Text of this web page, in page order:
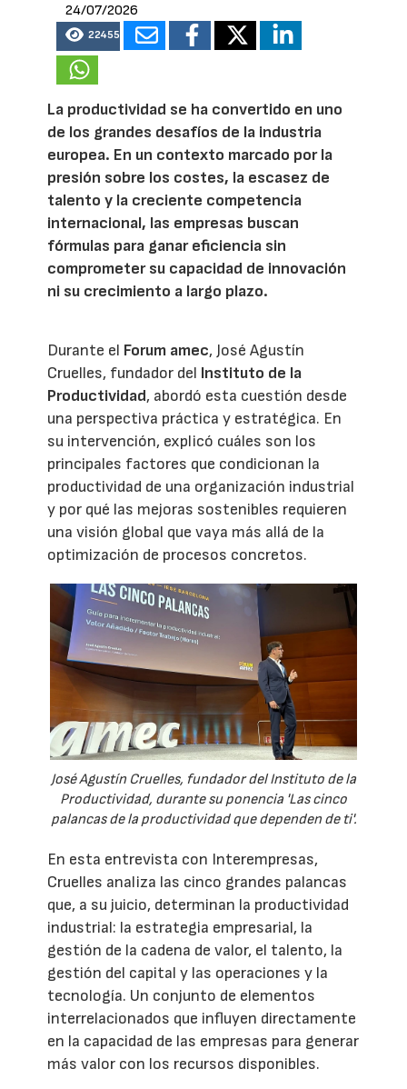
24/07/2026
22455
La productividad se ha convertido en uno
de los grandes desafíos de la industria
europea. En un contexto marcado por la
presión sobre los costes, la escasez de
talento y la creciente competencia
internacional, las empresas buscan
fórmulas para ganar eficiencia sin
comprometer su capacidad de innovación
ni su crecimiento a largo plazo.
Durante el Forum amec, José Agustín
Cruelles, fundador del Instituto de la
Productividad, abordó esta cuestión desde
una perspectiva práctica y estratégica. En
su intervención, explicó cuáles son los
principales factores que condicionan la
productividad de una organización industrial
y por qué las mejoras sostenibles requieren
una visión global que vaya más allá de la
optimización de procesos concretos.
José Agustín Cruelles, fundador del Instituto de la
Productividad, durante su ponencia 'Las cinco
palancas de la productividad que dependen de ti'.
En esta entrevista con Interempresas,
Cruelles analiza las cinco grandes palancas
que, a su juicio, determinan la productividad
industrial: la estrategia empresarial, la
gestión de la cadena de valor, el talento, la
gestión del capital y las operaciones y la
tecnología. Un conjunto de elementos
interrelacionados que influyen directamente
en la capacidad de las empresas para generar
más valor con los recursos disponibles.